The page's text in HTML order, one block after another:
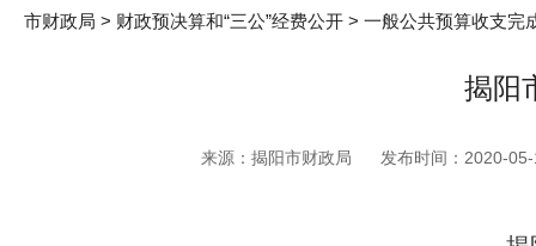
市财政局 > 财政预决算和“三公”经费公开 > 一般公共预算收支完
揭阳
来源：揭阳市财政局 发布时间：2020-